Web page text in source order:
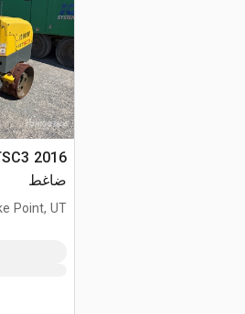
ضاغط
Point, UT